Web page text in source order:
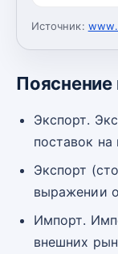
Источник:
Пояснение
Экспорт.
поставок
Экспорт
выражении
Импорт.
внешних